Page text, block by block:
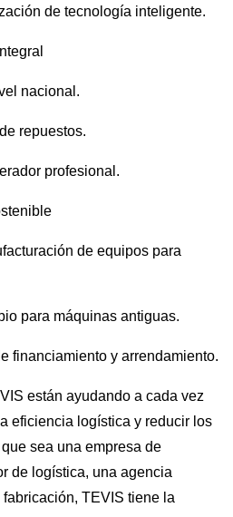
de tecnología inteligente.
nacional.
repuestos.
profesional.
de equipos para
para máquinas antiguas.
financiamiento y arrendamiento.
están ayudando a cada vez
eficiencia logística y reducir los
sea una empresa de
de logística, una agencia
TEVIS tiene la